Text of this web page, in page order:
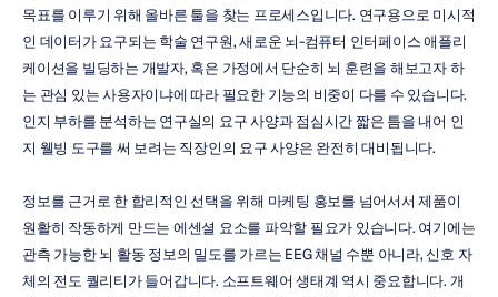
목표를 이루기 위해 올바른 툴을 찾는 프로세스입니다. 연구용으로 미시적
인 데이터가 요구되는 학술 연구원, 새로운 뇌-컴퓨터 인터페이스 애플리
케이션을 빌딩하는 개발자, 혹은 가정에서 단순히 뇌 훈련을 해보고자 하
는 관심 있는 사용자이냐에 따라 필요한 기능의 비중이 다를 수 있습니다.
인지 부하를 분석하는 연구실의 요구 사양과 점심시간 짧은 틈을 내어 인
지 웰빙 도구를 써 보려는 직장인의 요구 사양은 완전히 대비됩니다.
정보를 근거로 한 합리적인 선택을 위해 마케팅 홍보를 넘어서서 제품이
원활히 작동하게 만드는 에센셜 요소를 파악할 필요가 있습니다. 여기에는
관측 가능한 뇌 활동 정보의 밀도를 가르는 EEG 채널 수뿐 아니라, 신호 자
체의 전도 퀄리티가 들어갑니다. 소프트웨어 생태계 역시 중요합니다. 개